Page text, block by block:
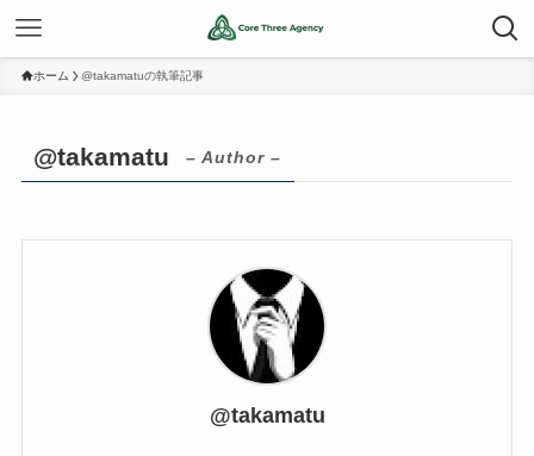
ホーム @takamatuの執筆記事
@takamatu – Author –
@takamatu